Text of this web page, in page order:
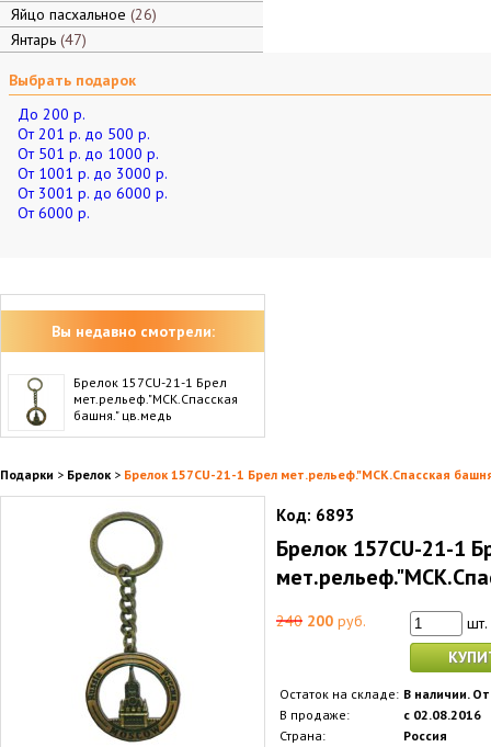
Яйцо пасхальное 26
Янтарь 47
Выбрать подарок
До 200 р.
От 201 р. до 500 р.
От 501 р. до 1000 р.
От 1001 р. до 3000 р.
От 3001 р. до 6000 р.
От 6000 р.
Вы недавно смотрели:
Брелок 157CU-21-1 Брел
мет.рельеф."МСК.Спасская
башня." цв.медь
Подарки > Брелок > Брелок 157CU-21-1 Брел мет.рельеф."МСК.Спасская
Код: 6893
Брелок 157CU-21-1
240 200 руб.
шт.
Остаток на складе: В наличии.
В продаже:
с 02.08.2016
Страна:
Россия